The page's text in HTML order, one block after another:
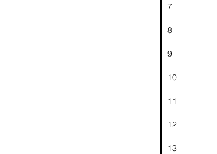
7
8
9
10
11
12
13